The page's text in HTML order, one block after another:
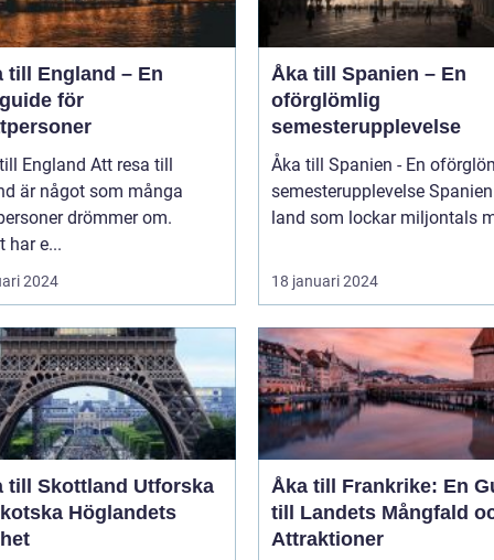
till England – En
för
Att resa till
är något som många
drömmer om.
har e...
2024
Åka till Spanien – En
oförglömlig
semesterupplevelse
Åka till Spanien - En
semesterupplevelse Spanien är ett
land som lockar miljontals
18 januari 2024
Skottland Utforska
Höglandets
Åka till Frankrike: En
till Landets Mångfald
Attraktioner